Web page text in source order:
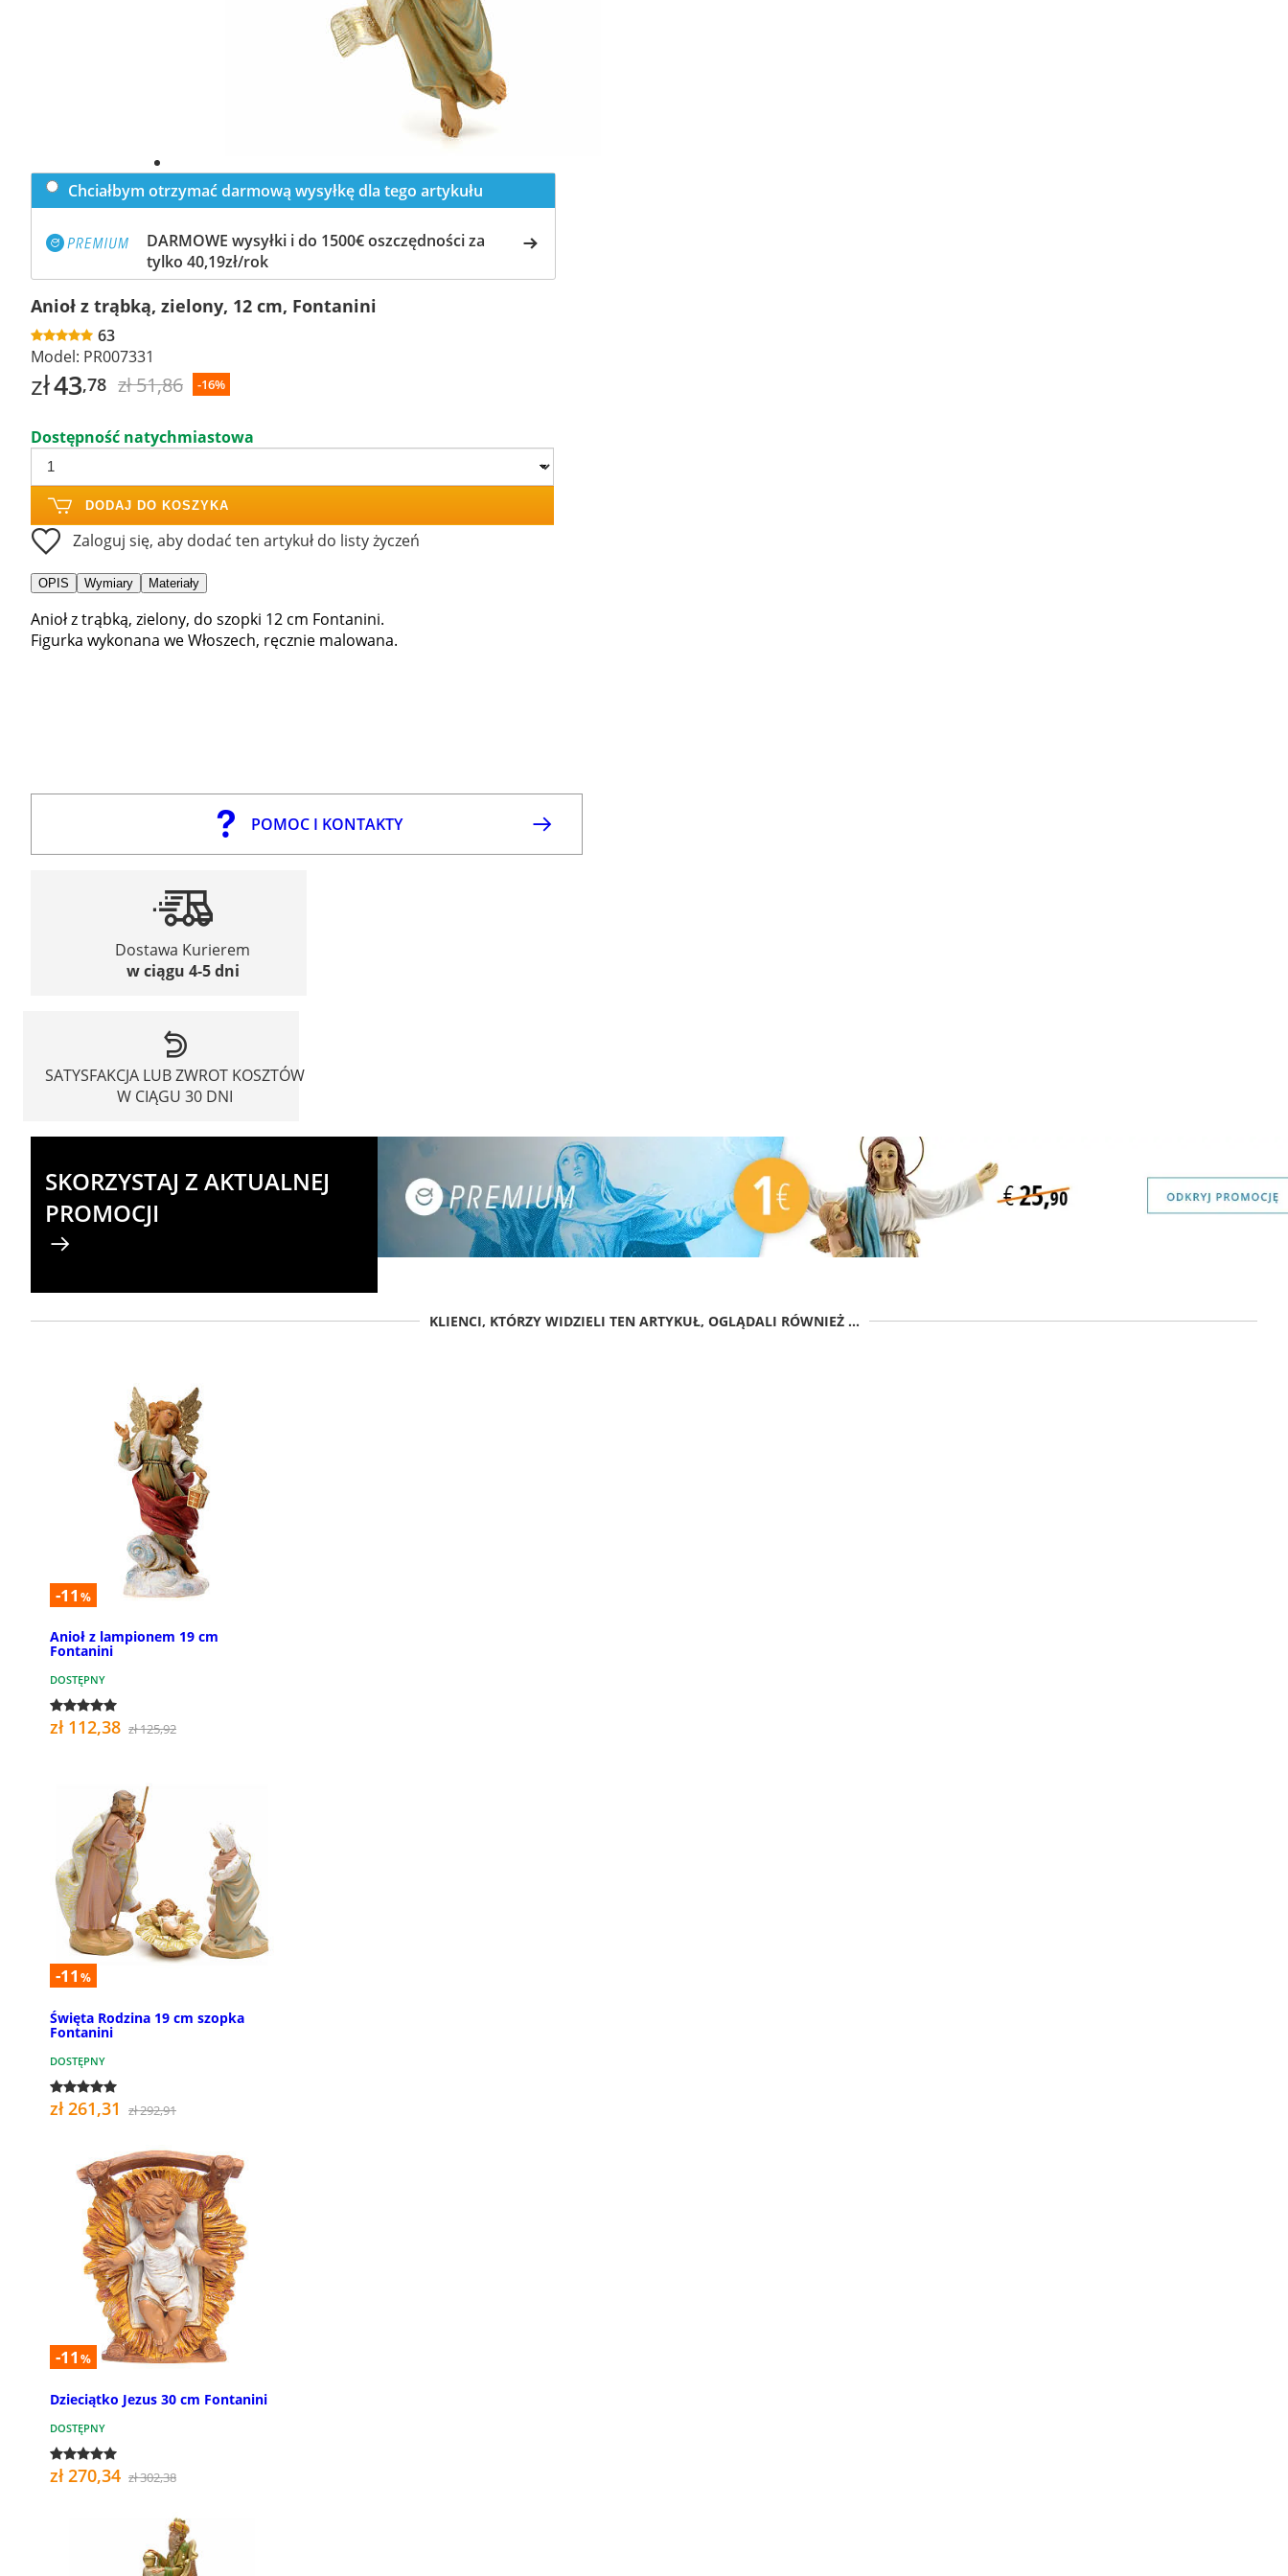
Chciałbym otrzymać darmową wysyłkę dla tego artykułu
DARMOWE wysyłki i do 1500€ oszczędności za
tylko 40,19zł/rok
Anioł z trąbką, zielony, 12 cm, Fontanini
63
Model: PR007331
zł43,78 zł 51,86 -16%
Dostępność natychmiastowa
DODAJ DO KOSZYKA
Zaloguj się, aby dodać ten artykuł do listy życzeń
OPIS Wymiary Materiały
Anioł z trąbką, zielony, do szopki 12 cm Fontanini.
Figurka wykonana we Włoszech, ręcznie malowana.
POMOC I KONTAKTY
Dostawa Kurierem
w ciągu 4-5 dni
SATYSFAKCJA LUB ZWROT KOSZTÓW
W CIĄGU 30 DNI
SKORZYSTAJ Z AKTUALNEJ
PROMOCJI
KLIENCI, KTÓRZY WIDZIELI TEN ARTYKUŁ, OGLĄDALI RÓWNIEŻ ...
-11 %
Anioł z lampionem 19 cm
Fontanini
DOSTĘPNY
zł 112,38 zł 125,92
-11 %
Święta Rodzina 19 cm szopka
Fontanini
DOSTĘPNY
zł 261,31 zł 292,91
-11 %
Dzieciątko Jezus 30 cm Fontanini
DOSTĘPNY
zł 270,34 zł 302,38